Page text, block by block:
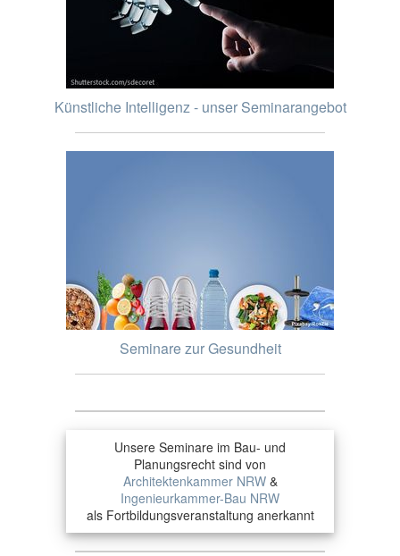
Künstliche Intelligenz - unser Seminarangebot
Seminare zur Gesundheit
Unsere Seminare im Bau- und
Planungsrecht sind von
Architektenkammer NRW&
Ingenieurkammer-Bau NRW
als Fortbildungsveranstaltung anerkannt